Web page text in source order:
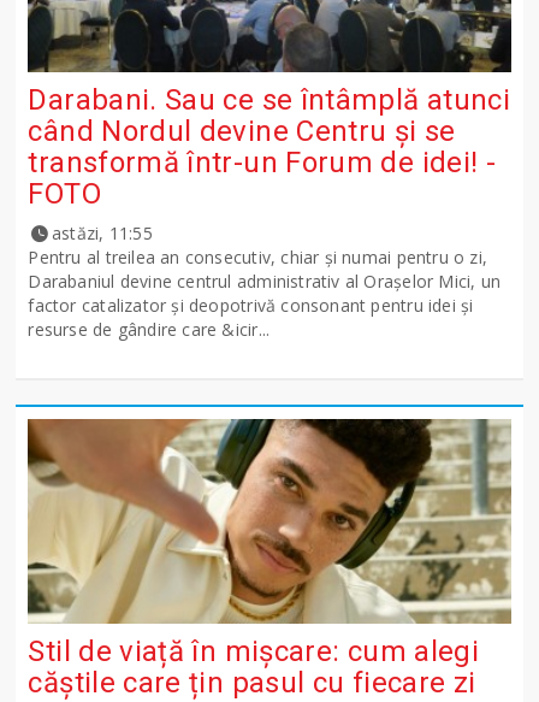
Darabani. Sau ce se întâmplă atunci
când Nordul devine Centru și se
transformă într-un Forum de idei! -
FOTO
astăzi, 11:55
Pentru al treilea an consecutiv, chiar și numai pentru o zi,
Darabaniul devine centrul administrativ al Orașelor Mici, un
factor catalizator și deopotrivă consonant pentru idei și
resurse de gândire care &icir...
Stil de viață în mișcare: cum alegi
căștile care țin pasul cu fiecare zi